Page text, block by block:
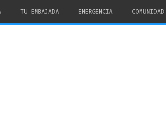
TU EMBAJADA EMERGENCIA COMUNIDAD